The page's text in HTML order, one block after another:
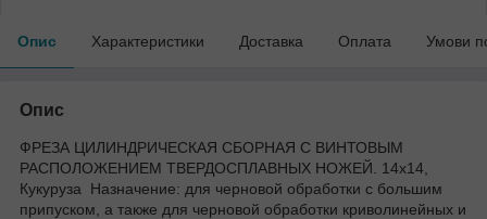
Опис Характеристики Доставка Оплата Умови
Опис
ФРЕЗА ЦИЛИНДРИЧЕСКАЯ СБОРНАЯ С ВИНТОВЫМ
РАСПОЛОЖЕНИЕМ ТВЕРДОСПЛАВНЫХ НОЖЕЙ. 14х14,
Кукуруза Назначение: для черновой обработки с большим
припуском, а также для черновой обработки криволинейных и